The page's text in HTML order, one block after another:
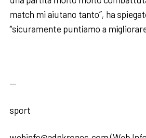
match mi aiutano tanto”, ha
“sicuramente puntiamo a
—
sport